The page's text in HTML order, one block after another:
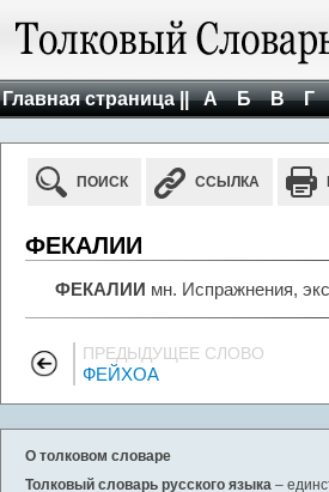
Главная страница || А Б В Г
ПОИСК ССЫЛКА
ФЕКАЛИИ
ФЕКАЛИИ мн. Испражнения,
ПРЕДЫДУЩЕЕ СЛОВО
ФЕЙХОА
О толковом словаре
Толковый словарь русского языка –